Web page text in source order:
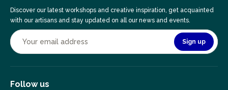
Discover our latest workshops and creative inspiration, get acquainted
with our artisans and stay updated on all our news and events.
Sign up
Follow us